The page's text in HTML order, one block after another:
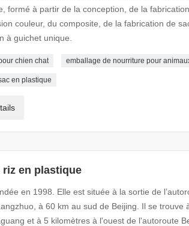
formé à partir de la conception, de la
couleur, du composite, de la fabrication de
à guichet unique.
chien chat emballage de nourriture pour
en plastique
riz en plastique
en 1998. Elle est située à la sortie de
à 60 km au sud de Beijing. Il se trouve
et à 5 kilomètres à l'ouest de l'autoroute